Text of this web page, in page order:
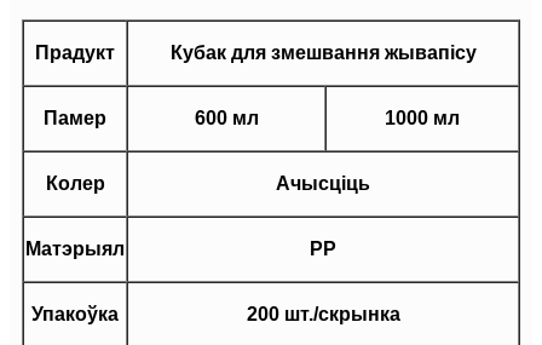
Прадукт Кубак для змешвання жывапісу
Памер 600 мл 1000 мл
Колер Ачысціць
Матэрыял PP
Упакоўка 200 шт./скрынка